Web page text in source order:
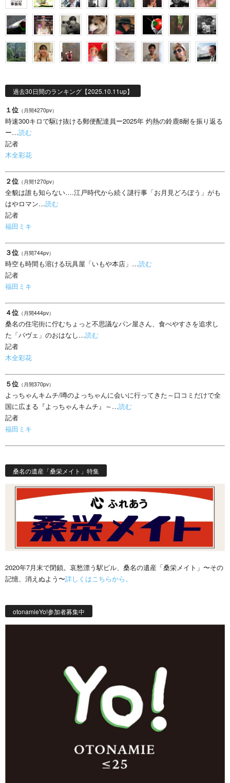
過去30日間のランキング【2025.10.11up】
１位 （月間4270pv）
時速300キロで駆け抜ける郵便配達員ー2025年 灼熱の鈴鹿8耐を振り返る
ー…読む
記者
木全彩花
２位 （月間1270pv）
全貌は誰も知らない….江戸時代から続く謎行事「お月見どろぼう」がも
はやロマン…読む
記者
福田ミキ
３位 （月間744pv）
時空も時間も溶ける玩具屋「いもや本店」…読む
記者
福田ミキ
４位 （月間444pv）
桑名の住宅街に佇むちょっと不思議なパン屋さん、食べやすさを追求し
た「パヴェ」のおはなし…読む
記者
木全彩花
５位 （月間370pv）
よっちゃんキムチ/噂のよっちゃんに会いに行ってきた～口コミだけで全
国に広まる『よっちゃんキムチ』～…読む
記者
福田ミキ
桑名の遺産「桑栄メイト」特集
2020年7月末で閉鎖。哀愁漂う駅ビル、桑名の遺産「桑栄メイト」〜その
記憶、消えぬよう〜詳しくはこちらから。
otonamieYo!参加者募集中